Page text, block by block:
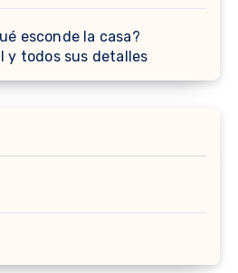
esconde la casa?
y todos sus detalles